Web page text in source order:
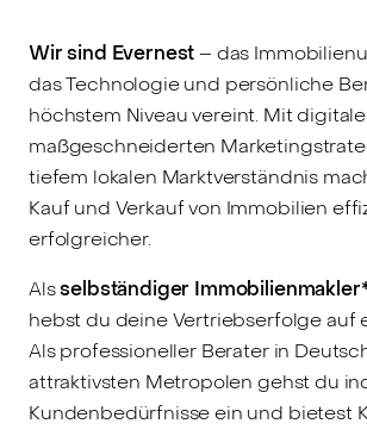
Wir sind Evernest– das
das Technologie und persönliche
höchstem Niveau vereint. Mit
maßgeschneiderten
tiefem lokalen Marktverständnis
Kauf und Verkauf von Immobilien
erfolgreicher.
Alsselbständiger
hebst du deine Vertriebserfolge auf
Als professioneller Berater in
attraktivsten Metropolen gehst du
Kundenbedürfnisse ein und bietest